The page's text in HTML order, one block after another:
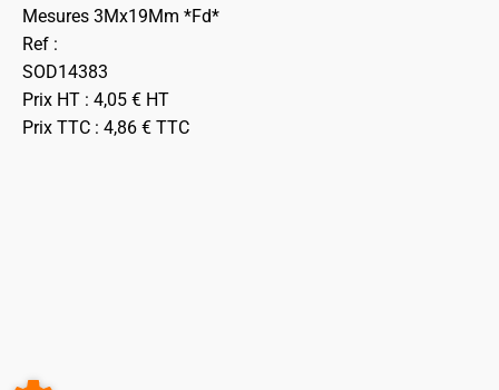
Mesures 3Mx19Mm *Fd*
Ref :
SOD14383
Prix HT : 4,05 € HT
Prix TTC : 4,86 € TTC